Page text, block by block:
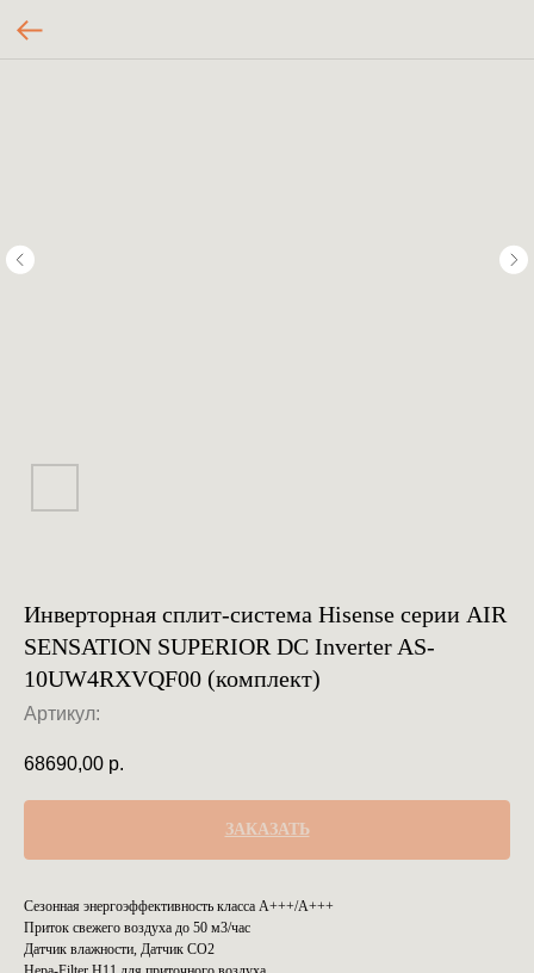
Инверторная сплит-система Hisense серии AIR
SENSATION SUPERIOR DC Inverter AS-
10UW4RXVQF00 (комплект)
Артикул:
68690,00 р.
ЗАКАЗАТЬ
Сезонная энергоэффективность класса А+++/A+++
Приток свежего воздуха до 50 м3/час
Датчик влажности, Датчик CO2